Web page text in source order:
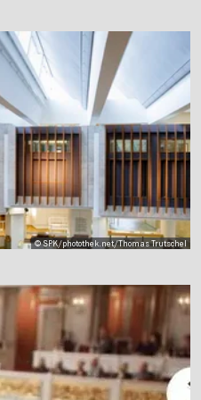
© SPK/photothek.net/Thomas Trutschel